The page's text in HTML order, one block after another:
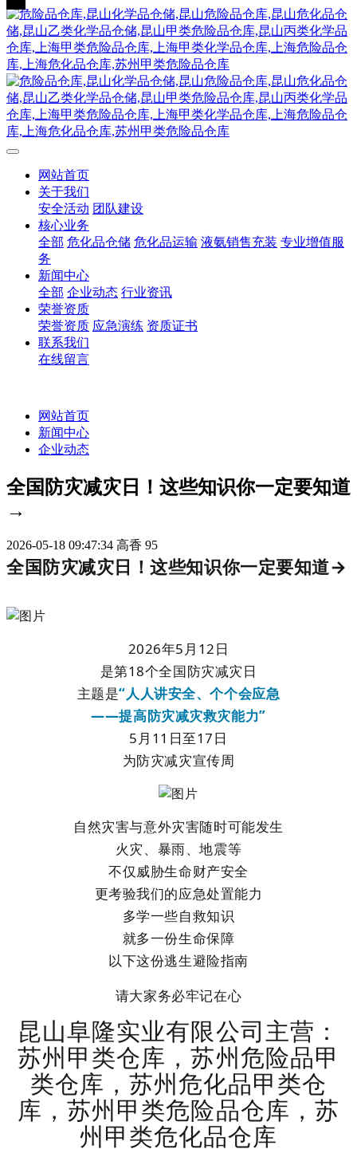
网站首页
关于我们
安全活动 团队建设
核心业务
全部 危化品仓储 危化品运输 液氨销售充装 专业增值服
务
新闻中心
全部 企业动态 行业资讯
荣誉资质
荣誉资质 应急演练 资质证书
联系我们
在线留言
网站首页
新闻中心
企业动态
全国防灾减灾日！这些知识你一定要知道
→
2026-05-18 09:47:34 高香 95
全国防灾减灾日！这些知识你一定要知道→
2026年5月12日
是第18个全国防灾减灾日
主题是“人人讲安全、个个会应急
——提高防灾减灾救灾能力”
5月11日至17日
为防灾减灾宣传周
自然灾害与意外灾害随时可能发生
火灾、暴雨、地震等
不仅威胁生命财产安全
更考验我们的应急处置能力
多学一些自救知识
就多一份生命保障
以下这份逃生避险指南
请大家务必牢记在心
昆山阜隆实业有限公司主营：
苏州甲类仓库，苏州危险品甲
类仓库，苏州危化品甲类仓
库，苏州甲类危险品仓库，苏
州甲类危化品仓库